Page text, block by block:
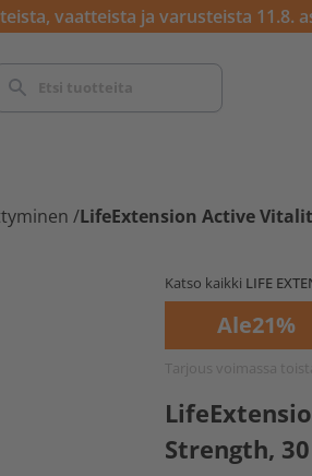
vaatteista ja varusteista 11.8.
/LifeExtension Active
Katso kaikki LIFE
Ale21%
Tarjous voimassa
Strength,